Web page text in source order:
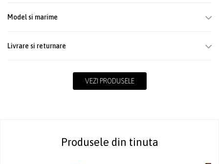
Model si marime
Livrare si returnare
VEZI PRODUSELE
Produsele din tinuta